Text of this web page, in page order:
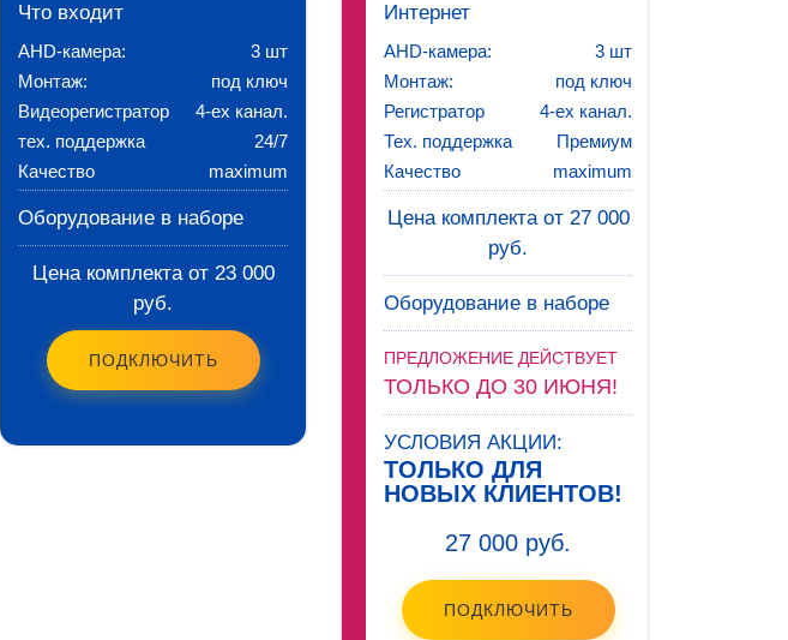
Что входит
AHD-камера:
3 шт
Монтаж:
под ключ
Видеорегистратор
4-ех канал.
тех. поддержка
24/7
Качество
maximum
Оборудование в наборе
Цена комплекта от 23 000
руб.
ПОДКЛЮЧИТЬ
Интернет
AHD-камера:
3 шт
Монтаж:
под ключ
Регистратор
4-ех канал.
Тех. поддержка
Премиум
Качество
maximum
Цена комплекта от 27 000
руб.
Оборудование в наборе
ПРЕДЛОЖЕНИЕ ДЕЙСТВУЕТ
ТОЛЬКО ДО 30 ИЮНЯ!
УСЛОВИЯ АКЦИИ:
ТОЛЬКО ДЛЯ
НОВЫХ КЛИЕНТОВ!
27 000 руб.
ПОДКЛЮЧИТЬ